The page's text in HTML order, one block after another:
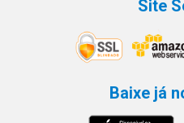
Site
Baixe já